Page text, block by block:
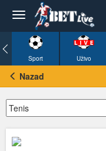
Sport Uživo
Nazad